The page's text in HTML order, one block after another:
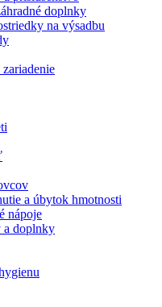
doplnky
na výsadbu
a úbytok hmotnosti
nápoje
a doplnky